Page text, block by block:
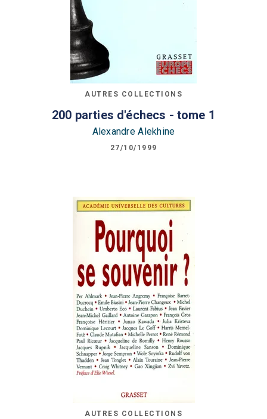
AUTRES COLLECTIONS
200 parties d'échecs - tome 1
Alexandre Alekhine
27/10/1999
AUTRES COLLECTIONS